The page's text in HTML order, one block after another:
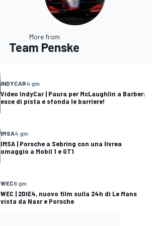
More from
Team Penske
INDYCAR4 gm
Video IndyCar | Paura per McLaughlin a Barber:
esce di pista e sfonda le barriere!
IMSA4 gm
IMSA | Porsche a Sebring con una livrea
omaggio a Mobil 1 e GT1
WEC6 gm
WEC | 2DIE4, nuovo film sulla 24h di Le Mans
vista da Nasr e Porsche